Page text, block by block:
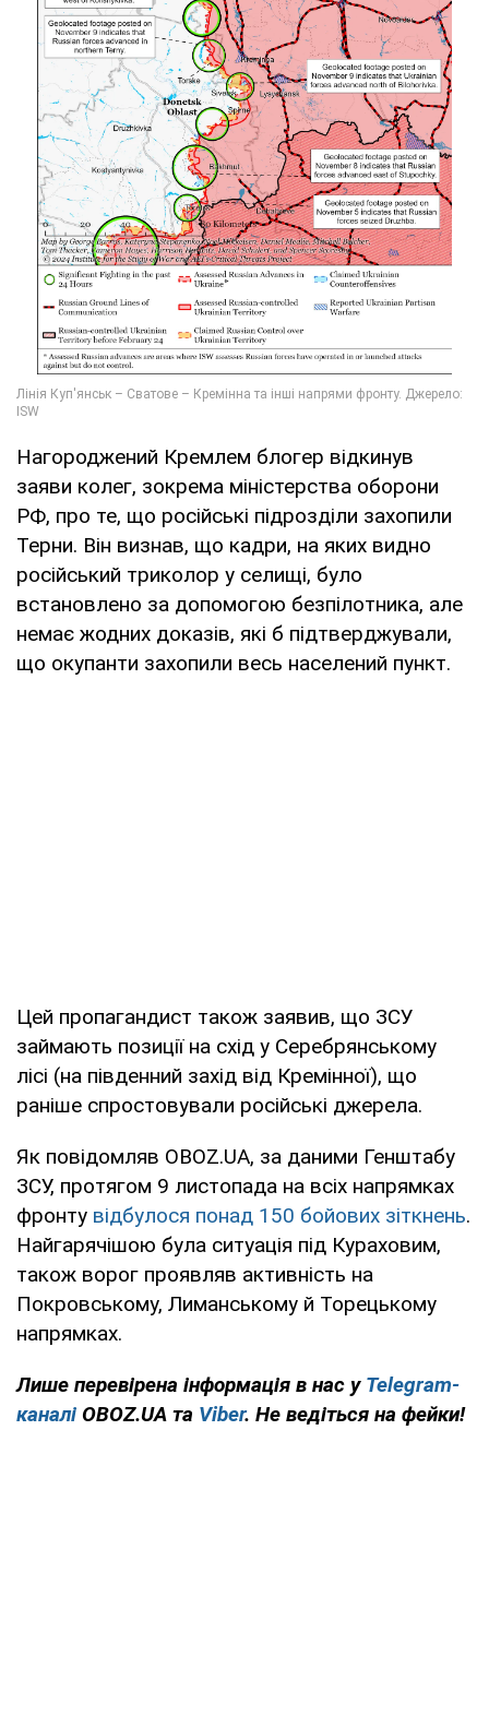
Нагороджений Кремлем блогер відкинув
заяви колег, зокрема міністерства оборони
РФ, про те, що російські підрозділи захопили
Терни. Він визнав, що кадри, на яких видно
російський триколор у селищі, було
встановлено за допомогою безпілотника, але
немає жодних доказів, які б підтверджували,
що окупанти захопили весь населений пункт.
Цей пропагандист також заявив, що ЗСУ
займають позиції на схід у Серебрянському
лісі (на південний захід від Кремінної), що
раніше спростовували російські джерела.
Як повідомляв OBOZ.UA, за даними Генштабу
ЗСУ, протягом 9 листопада на всіх напрямках
фронту відбулося понад 150 бойових зіткнень.
Найгарячішою була ситуація під Кураховим,
також ворог проявляв активність на
Покровському, Лиманському й Торецькому
напрямках.
Лише перевірена інформація в нас у Telegram-
каналі OBOZ.UA та Viber. Не ведіться на фейки!